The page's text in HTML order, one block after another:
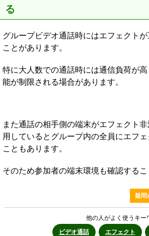
る
グループビデオ通話時にはエフェクト
ことがあります。
特に大人数での通話時には通信負荷が
能が制限される場合があります。
また通話の相手側の端末がエフェクト
用しているとグループ内の全員にエフ
こともあります。
そのため参加者の端末環境も確認するこ
疑問
他の人がよく使うキー
ビデオ通話
エフェクト